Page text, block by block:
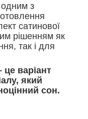
одним з
сатинової
рішенням як
так і для
це варіант
який
сон.